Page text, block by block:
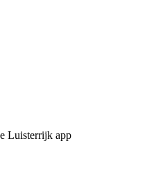
Luisterrijk app